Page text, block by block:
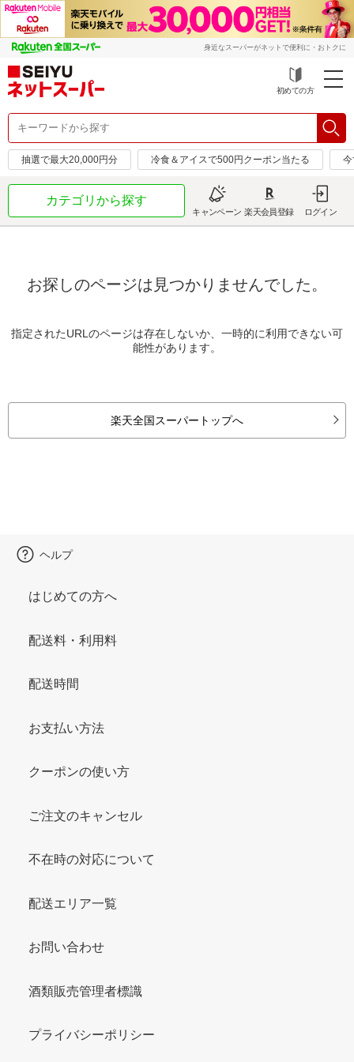
身近なスーパーがネットで便利に・おトクに
初めての方
抽選で最大20,000円分 冷食＆アイスで500円クーポン当たる
カテゴリから探す
キャンペーン 楽天会員登録 ログイン
お探しのページは見つかりませんでした。
指定されたURLのページは存在しないか、一時的に利用できない可
能性があります。
楽天全国スーパートップへ
ヘルプ
はじめての方へ
配送料・利用料
配送時間
お支払い方法
クーポンの使い方
ご注文のキャンセル
不在時の対応について
配送エリア一覧
お問い合わせ
酒類販売管理者標識
プライバシーポリシー